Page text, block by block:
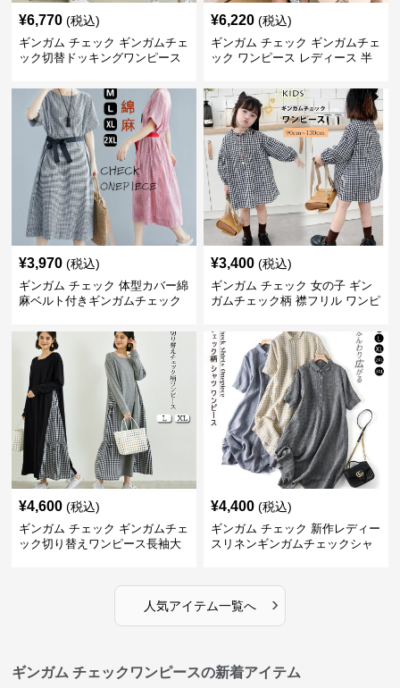
¥6,770 (税込)
ギンガム チェック ギンガムチェ
ック切替ドッキングワンピース
¥6,220 (税込)
ギンガム チェック ギンガムチェ
ック ワンピース レディース 半
¥3,970 (税込)
ギンガム チェック 体型カバー綿
麻ベルト付きギンガムチェック
¥3,400 (税込)
ギンガム チェック 女の子 ギン
ガムチェック柄 襟フリル ワンピ
¥4,600 (税込)
ギンガム チェック ギンガムチェ
ック切り替えワンピース長袖大
¥4,400 (税込)
ギンガム チェック 新作レディー
スリネンギンガムチェックシャ
人気アイテム一覧へ ›
ギンガム チェックワンピースの新着アイテム